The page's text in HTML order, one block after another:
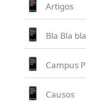
Artigos
Bla Bla bla
Campus
Causos